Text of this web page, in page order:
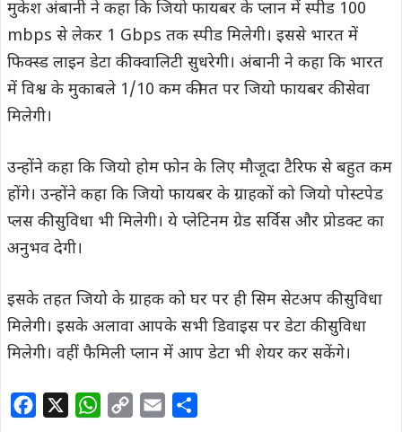
मुकेश अंबानी ने कहा कि जियो फायबर के प्लान में स्पीड 100
mbps से लेकर 1 Gbps तक स्पीड मिलेगी। इससे भारत में
फिक्स्ड लाइन डेटा की क्वालिटी सुधरेगी। अंबानी ने कहा कि भारत
में विश्व के मुकाबले 1/10 कम कीमत पर जियो फायबर की सेवा
मिलेगी।
उन्होंने कहा कि जियो होम फोन के लिए मौजूदा टैरिफ से बहुत कम
होंगे। उन्होंने कहा कि जियो फायबर के ग्राहकों को जियो पोस्टपेड
प्लस की सुविधा भी मिलेगी। ये प्लेटिनम ग्रेड सर्विस और प्रोडक्ट का
अनुभव देगी।
इसके तहत जियो के ग्राहक को घर पर ही सिम सेटअप की सुविधा
मिलेगी। इसके अलावा आपके सभी डिवाइस पर डेटा की सुविधा
मिलेगी। वहीं फैमिली प्लान में आप डेटा भी शेयर कर सकेंगे।
W